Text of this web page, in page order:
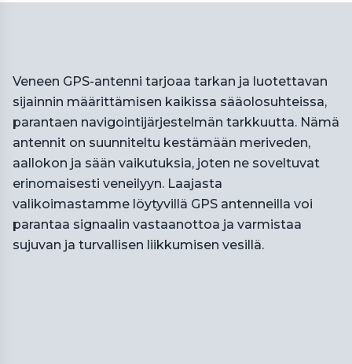
Veneen GPS-antenni tarjoaa tarkan ja luotettavan
sijainnin määrittämisen kaikissa sääolosuhteissa,
parantaen navigointijärjestelmän tarkkuutta. Nämä
antennit on suunniteltu kestämään meriveden,
aallokon ja sään vaikutuksia, joten ne soveltuvat
erinomaisesti veneilyyn. Laajasta
valikoimastamme löytyvillä GPS antenneilla voi
parantaa signaalin vastaanottoa ja varmistaa
sujuvan ja turvallisen liikkumisen vesillä.